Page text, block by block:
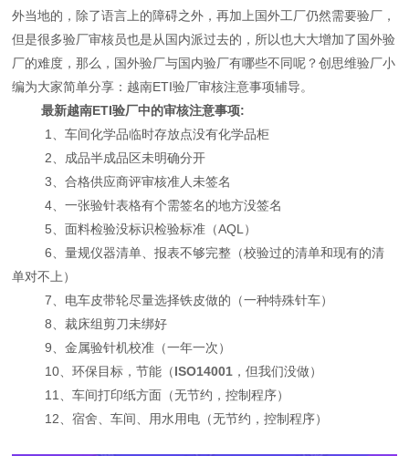
外当地的，除了语言上的障碍之外，再加上国外工厂仍然需要验厂，
但是很多验厂审核员也是从国内派过去的，所以也大大增加了国外验
厂的难度，那么，国外验厂与国内验厂有哪些不同呢？创思维验厂小
编为大家简单分享：越南ETI验厂审核注意事项辅导。
最新越南ETI验厂中的审核注意事项:
1、车间化学品临时存放点没有化学品柜
2、成品半成品区未明确分开
3、合格供应商评审核准人未签名
4、一张验针表格有个需签名的地方没签名
5、面料检验没标识检验标准（AQL）
6、量规仪器清单、报表不够完整（校验过的清单和现有的清
单对不上）
7、电车皮带轮尽量选择铁皮做的（一种特殊针车）
8、裁床组剪刀未绑好
9、金属验针机校准（一年一次）
10、环保目标，节能（ISO14001 ，但我们没做）
11、车间打印纸方面（无节约，控制程序）
12、宿舍、车间、用水用电（无节约，控制程序）